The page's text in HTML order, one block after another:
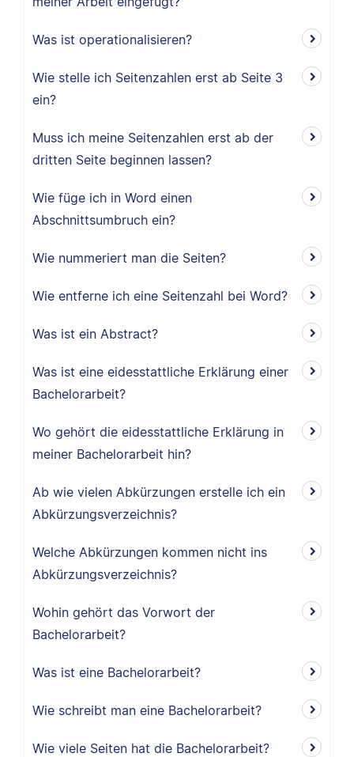
Was ist operationalisieren?
Wie stelle ich Seitenzahlen erst ab Seite 3
ein?
Muss ich meine Seitenzahlen erst ab der
dritten Seite beginnen lassen?
Wie füge ich in Word einen
Abschnittsumbruch ein?
Wie nummeriert man die Seiten?
Wie entferne ich eine Seitenzahl bei Word?
Was ist ein Abstract?
Was ist eine eidesstattliche Erklärung einer
Bachelorarbeit?
Wo gehört die eidesstattliche Erklärung in
meiner Bachelorarbeit hin?
Ab wie vielen Abkürzungen erstelle ich ein
Abkürzungsverzeichnis?
Welche Abkürzungen kommen nicht ins
Abkürzungsverzeichnis?
Wohin gehört das Vorwort der
Bachelorarbeit?
Was ist eine Bachelorarbeit?
Wie schreibt man eine Bachelorarbeit?
Wie viele Seiten hat die Bachelorarbeit?